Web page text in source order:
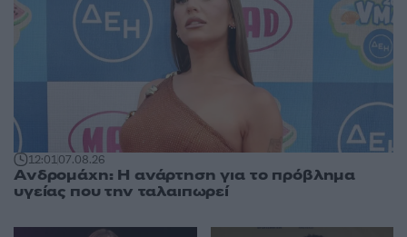
12:0107.08.26
Ανδρομάχη: Η ανάρτηση για το πρόβλημα
υγείας που την ταλαιπωρεί